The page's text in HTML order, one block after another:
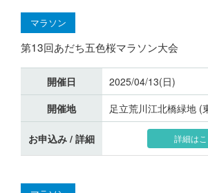
マラソン
第13回あだち五色桜マラソン大会
開催日
2025/04/13(日)
開催地
足立荒川江北橋緑地 (
お申込み / 詳細 詳細は